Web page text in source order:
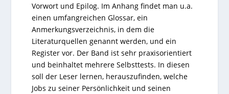
Vorwort und Epilog. Im Anhang findet man u.a.
einen umfangreichen Glossar, ein
Anmerkungsverzeichnis, in dem die
Literaturquellen genannt werden, und ein
Register vor. Der Band ist sehr praxisorientiert
und beinhaltet mehrere Selbsttests. In diesen
soll der Leser lernen, herauszufinden, welche
Jobs zu seiner Persönlichkeit und seinen